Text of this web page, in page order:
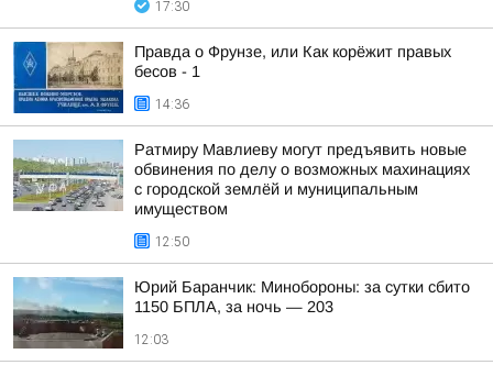
17:30
Правда о Фрунзе, или Как корёжит правых
бесов - 1
14:36
Ратмиру Мавлиеву могут предъявить новые
обвинения по делу о возможных махинациях
с городской землёй и муниципальным
имуществом
12:50
Юрий Баранчик: Минобороны: за сутки сбито
1150 БПЛА, за ночь — 203
12:03